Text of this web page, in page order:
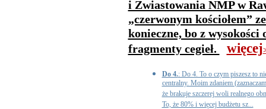
i Zwiastowania NMP w
„czerwonym kościołem”
konieczne, bo z wysokości
fragmenty cegieł.
więcej
Do 4.: Do 4. To o czym piszesz to
centralny. Moim zdaniem
że brakuje szczerej woli realnego
To, że 80% i więcej budżetu sz...